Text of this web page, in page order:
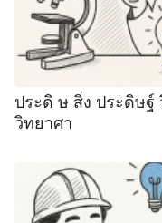
ประดิ ษ สิ่ง ประดิษฐ์
วิทยาศา